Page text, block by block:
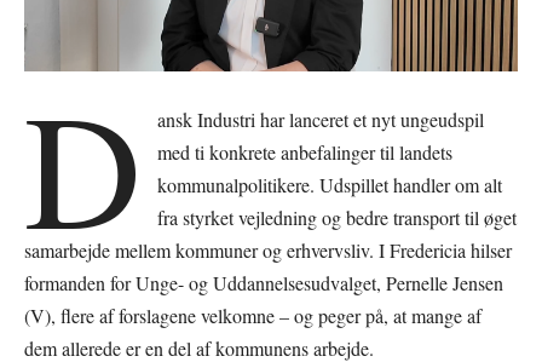
D
ansk Industri har lanceret et nyt ungeudspil
med ti konkrete anbefalinger til landets
kommunalpolitikere. Udspillet handler om alt
fra styrket vejledning og bedre transport til øget
samarbejde mellem kommuner og erhvervsliv. I Fredericia hilser
formanden for Unge- og Uddannelsesudvalget, Pernelle Jensen
(V), flere af forslagene velkomne – og peger på, at mange af
dem allerede er en del af kommunens arbejde.